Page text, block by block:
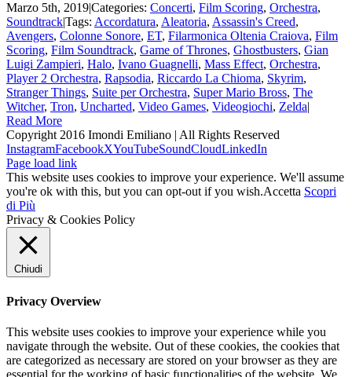
Marzo 5th, 2019|Categories: Concerti, Film Scoring, Orchestra,
Soundtrack|Tags: Accordatura, Aleatoria, Assassin's Creed,
Avengers, Colonne Sonore, ET, Filarmonica Oltenia Craiova, Film
Scoring, Film Soundtrack, Game of Thrones, Ghostbusters, Gian
Luigi Zampieri, Halo, Ivano Guagnelli, Mass Effect, Orchestra,
Player 2 Orchestra, Rapsodia, Riccardo La Chioma, Skyrim,
Stranger Things, Suite per Orchestra, Super Mario Bross, The
Witcher, Tron, Uncharted, Video Games, Videogiochi, Zelda|
Read More
Copyright 2016 Imondi Emiliano | All Rights Reserved
InstagramFacebookXYouTubeSoundCloudLinkedIn
Page load link
This website uses cookies to improve your experience. We'll assume
you're ok with this, but you can opt-out if you wish.Accetta Scopri
di Più
Privacy & Cookies Policy
Chiudi
Privacy Overview
This website uses cookies to improve your experience while you
navigate through the website. Out of these cookies, the cookies that
are categorized as necessary are stored on your browser as they are
essential for the working of basic functionalities of the website. We